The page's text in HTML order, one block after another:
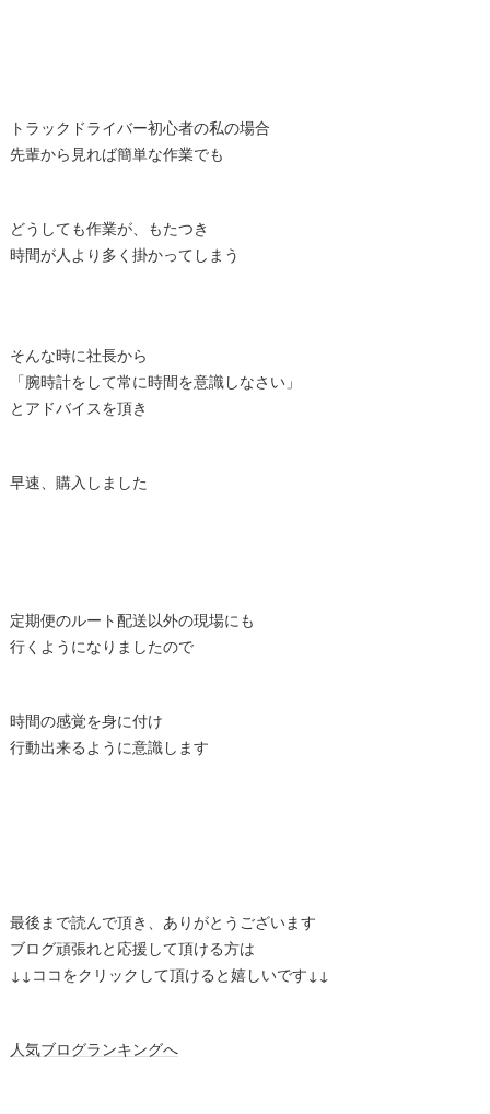
トラックドライバー初心者の私の場合
先輩から見れば簡単な作業でも
どうしても作業が、もたつき
時間が人より多く掛かってしまう
そんな時に社長から
「腕時計をして常に時間を意識しなさい」
とアドバイスを頂き
早速、購入しました
定期便のルート配送以外の現場にも
行くようになりましたので
時間の感覚を身に付け
行動出来るように意識します
最後まで読んで頂き、ありがとうございます
ブログ頑張れと応援して頂ける方は
↓↓ココをクリックして頂けると嬉しいです↓↓
人気ブログランキングへ